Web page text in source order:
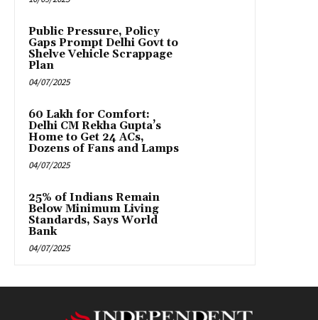
Public Pressure, Policy
Gaps Prompt Delhi Govt to
Shelve Vehicle Scrappage
Plan
04/07/2025
₹60 Lakh for Comfort:
Delhi CM Rekha Gupta’s
Home to Get 24 ACs,
Dozens of Fans and Lamps
04/07/2025
25% of Indians Remain
Below Minimum Living
Standards, Says World
Bank
04/07/2025